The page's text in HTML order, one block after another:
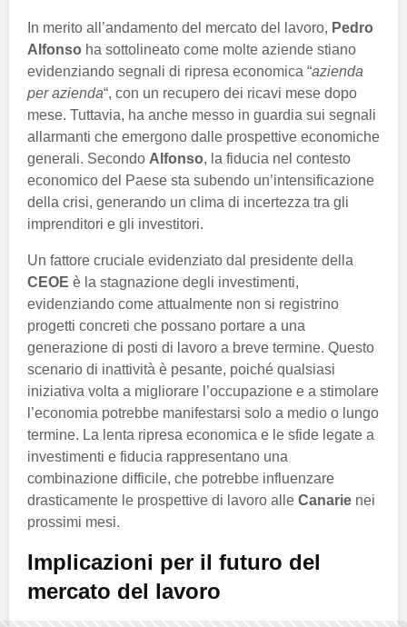
In merito all’andamento del mercato del lavoro, Pedro
Alfonso ha sottolineato come molte aziende stiano
evidenziando segnali di ripresa economica “azienda
per azienda“, con un recupero dei ricavi mese dopo
mese. Tuttavia, ha anche messo in guardia sui segnali
allarmanti che emergono dalle prospettive economiche
generali. Secondo Alfonso, la fiducia nel contesto
economico del Paese sta subendo un’intensificazione
della crisi, generando un clima di incertezza tra gli
imprenditori e gli investitori.
Un fattore cruciale evidenziato dal presidente della
CEOE è la stagnazione degli investimenti,
evidenziando come attualmente non si registrino
progetti concreti che possano portare a una
generazione di posti di lavoro a breve termine. Questo
scenario di inattività è pesante, poiché qualsiasi
iniziativa volta a migliorare l’occupazione e a stimolare
l’economia potrebbe manifestarsi solo a medio o lungo
termine. La lenta ripresa economica e le sfide legate a
investimenti e fiducia rappresentano una
combinazione difficile, che potrebbe influenzare
drasticamente le prospettive di lavoro alle Canarie nei
prossimi mesi.
Implicazioni per il futuro del
mercato del lavoro